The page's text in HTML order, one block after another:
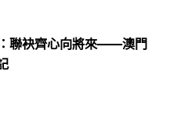
聯袂齊心向將來——澳門